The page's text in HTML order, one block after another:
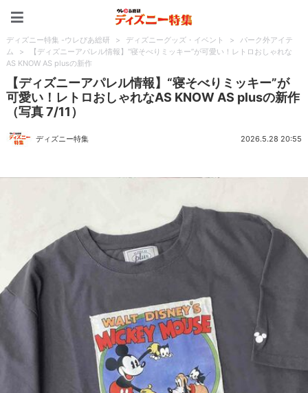
ディズニー特集 -ウレぴあ総研 > ディズニーグッズ・イベント >
パーク外アイテ
ム
>
【ディズニーアパレル情報】“寝そべりミッキー”が可愛い！レトロおしゃれな
AS KNOW AS plusの新作
【ディズニーアパレル情報】“寝そべりミッキー”が
可愛い！レトロおしゃれなAS KNOW AS plusの新作
（写真 7/11）
ディズニー特集 2026.5.28 20:55